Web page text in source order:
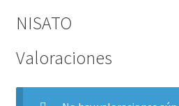
NISATO
Valoraciones